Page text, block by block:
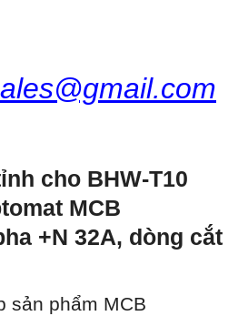
cho BHW-T10
MCB
+N 32A, dòng cắt
sản phẩm MCB